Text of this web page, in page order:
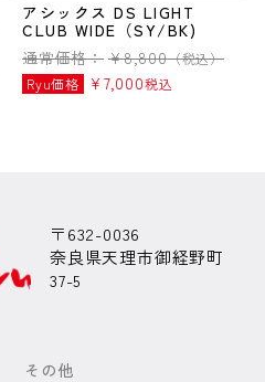
アシックス DS LIGHT
CLUB WIDE（SY/BK)
通常価格： ¥8,800（税込）
Ryu価格
¥ 7,000税込
〒632-0036
奈良県天理市御経野町
37-5
その他